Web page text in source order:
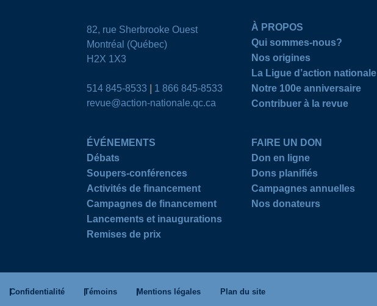
82, rue Sherbrooke Ouest
Montréal (Québec)
H2X 1X3
514 845-8533
1 866 845-8533
revue@action-nationale.qc.ca
À PROPOS
Qui sommes-nous?
Nos origines
La Ligue d’action nationale
Notre 100e anniversaire
Contribuer à la revue
ÉVÉNEMENTS
Débats
Soupers-conférences
Activités de financement
Campagnes de financement
Lancements et inaugurations
Remises de prix
FAIRE UN DON
Don en ligne
Dons planifiés
Campagnes annuelles
Nos donateurs
Confidentialité Témoins Mentions légales Plan du site